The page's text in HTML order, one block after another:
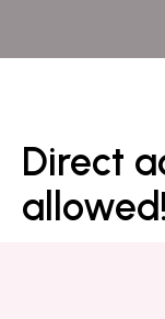
Direct
allowed!